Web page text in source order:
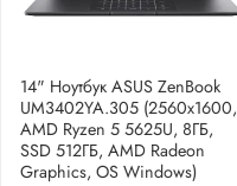
14" Ноутбук ASUS ZenBook
UM3402YA.305 (2560x1600,
AMD Ryzen 5 5625U, 8ГБ,
SSD 512ГБ, AMD Radeon
Graphics, OS Windows)